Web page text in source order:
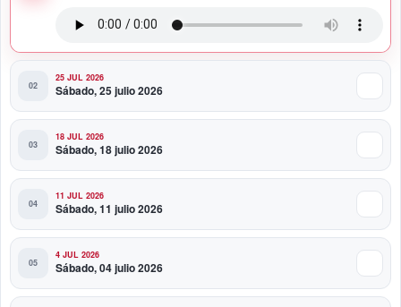
25 JUL 2026
Sábado, 25 julio 2026
18 JUL 2026
Sábado, 18 julio 2026
11 JUL 2026
Sábado, 11 julio 2026
4 JUL 2026
Sábado, 04 julio 2026